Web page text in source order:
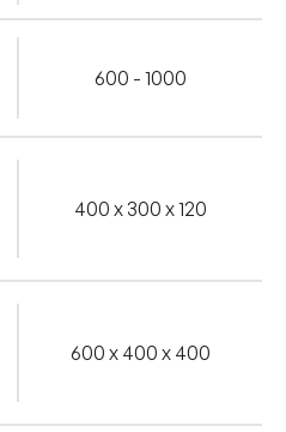
600 - 1000
400 x 300 x 120
600 x 400 x 400